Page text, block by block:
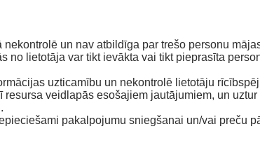
nekontrolē un nav atbildīga par trešo personu
no lietotāja var tikt ievākta vai tikt pieprasīta
uzticamību un nekontrolē lietotāju
veidlapās esošajiem jautājumiem, un
pakalpojumu sniegšanai un/vai preču